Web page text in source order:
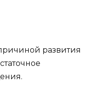
развития